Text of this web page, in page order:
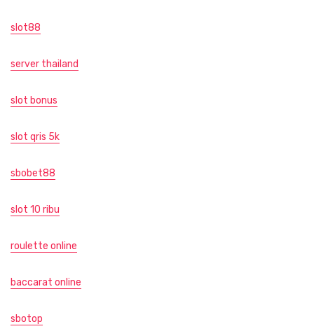
slot88
server thailand
slot bonus
slot qris 5k
sbobet88
slot 10 ribu
roulette online
baccarat online
sbotop